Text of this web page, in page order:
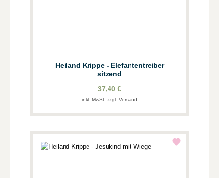
Heiland Krippe - Elefantentreiber
sitzend
37,40 €
inkl. MwSt. zzgl. Versand